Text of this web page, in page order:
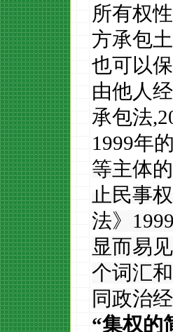
所有权
方承包
也可以
由他人
承包法,
1999年
等主体
止民事
法》
显而易见
个词汇
同政治
“集权的